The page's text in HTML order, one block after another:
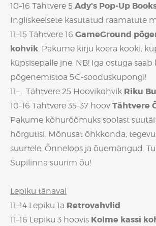
10–16 Tähtvere 5 Ady's Pop-Up
Ingliskeelsete kasutatud raamatute
11–15 Tähtvere 16 GameGround
kohvik. Pakume kirju koera kooki,
küpsisepalle jne. NB! Iga ostuga saab
põgenemistoa 5€-sooduskupongi!
11–... Tähtvere 25 Hoovikohvik Riku
10–16 Tähtvere 35-37 hoov Tähtvere
Pakume kõhurõõmuks soolast
hõrgutisi. Mõnusat õhkkonda,
suurtele. Õnneloos ja õuemängud.
Supilinna suurim õu!
Lepiku tänaval
11–14 Lepiku 1a Retrovahvlid
11–16 Lepiku 3 hoovis Kolme kassi